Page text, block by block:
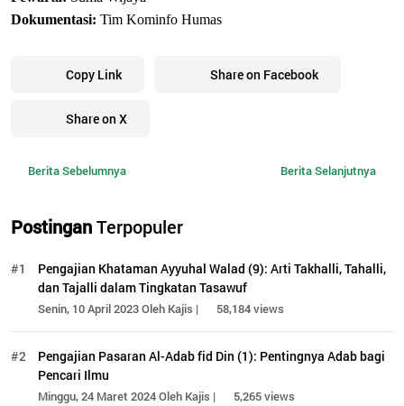
Dokumentasi: Tim Kominfo Humas
Copy Link Share on Facebook
Share on X
Berita Sebelumnya Berita Selanjutnya
PostinganTerpopuler
#1
Pengajian Khataman Ayyuhal Walad (9): Arti Takhalli, Tahalli,
dan Tajalli dalam Tingkatan Tasawuf
Senin, 10 April 2023 Oleh Kajis | 58,184 views
#2
Pengajian Pasaran Al-Adab fid Din (1): Pentingnya Adab bagi
Pencari Ilmu
Minggu, 24 Maret 2024 Oleh Kajis | 5,265 views